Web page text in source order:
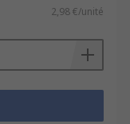
2,98 €/unité